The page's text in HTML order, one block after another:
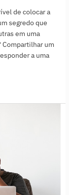
de colocar a
segredo que
em uma
um
a uma